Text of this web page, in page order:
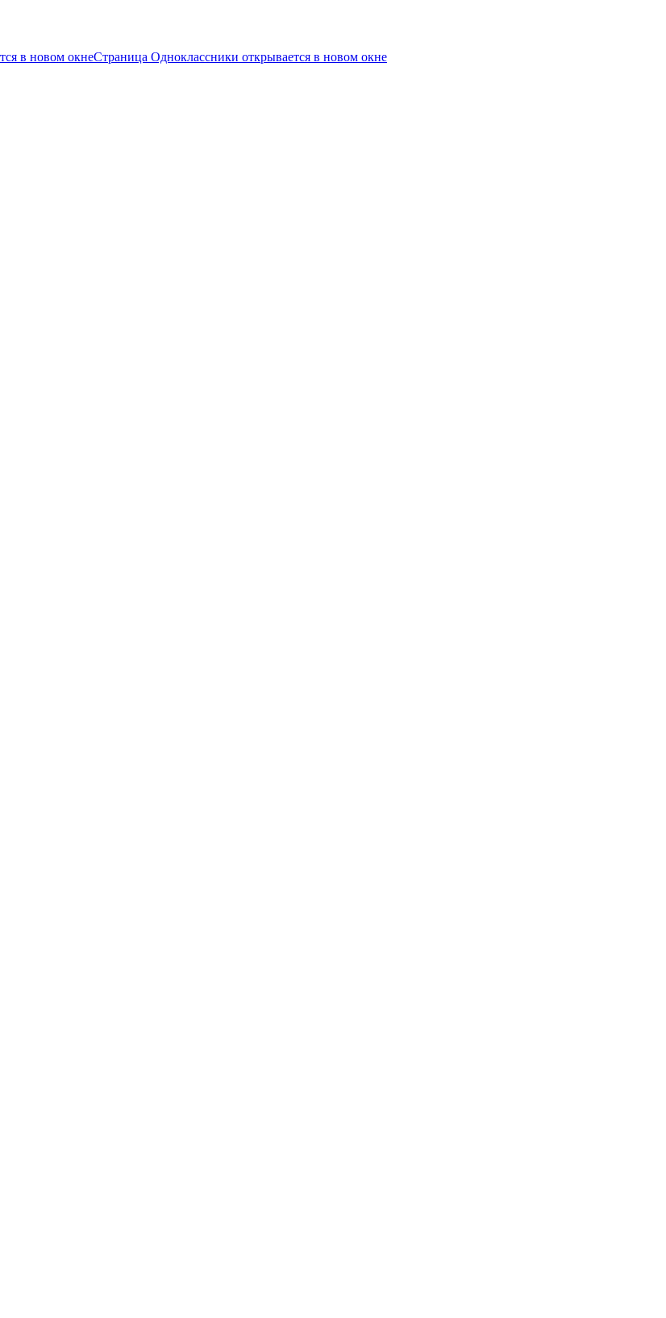
в новом окнеСтраница Одноклассники открывается в новом окне